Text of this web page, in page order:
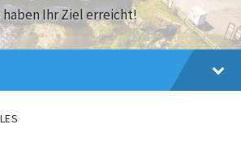
haben Ihr Ziel erreicht!